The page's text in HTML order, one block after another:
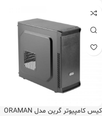
کیس کامپیوتر گرین مدل ORAMAN